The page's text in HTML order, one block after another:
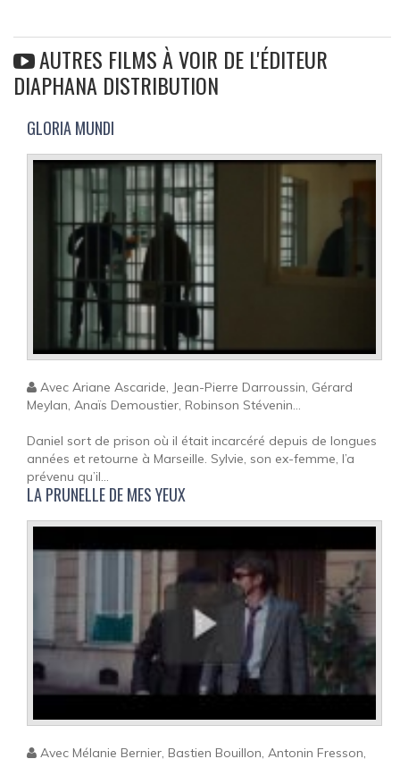
AUTRES FILMS À VOIR DE L'ÉDITEUR
DIAPHANA DISTRIBUTION
GLORIA MUNDI
Avec Ariane Ascaride, Jean-Pierre Darroussin, Gérard
Meylan, Anaïs Demoustier, Robinson Stévenin...
Daniel sort de prison où il était incarcéré depuis de longues
années et retourne à Marseille. Sylvie, son ex-femme, l’a
prévenu qu’il...
LA PRUNELLE DE MES YEUX
Avec Mélanie Bernier, Bastien Bouillon, Antonin Fresson,